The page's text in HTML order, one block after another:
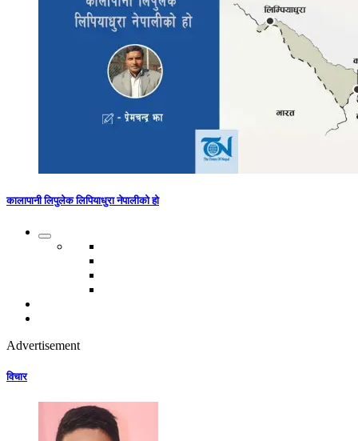
कालापानी लिपुलेक लिपियाधुरा नेपालीको हो
Advertisement
विचार